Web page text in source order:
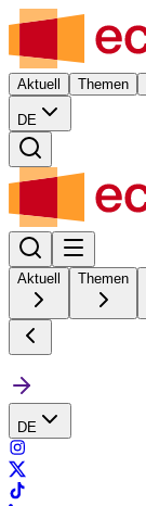
Aktuell Themen
DE
Aktuell Themen
DE